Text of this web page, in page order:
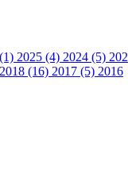
2025 (4) 2024 (5)
2018 (16) 2017 (5) 2016